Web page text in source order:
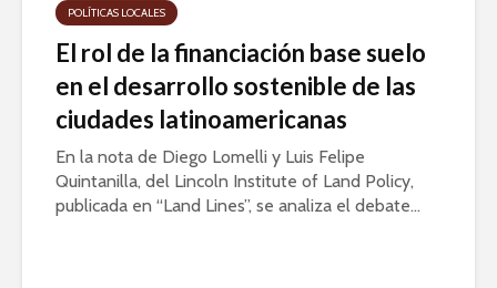
POLÍTICAS LOCALES
El rol de la financiación base suelo
en el desarrollo sostenible de las
ciudades latinoamericanas
En la nota de Diego Lomelli y Luis Felipe
Quintanilla, del Lincoln Institute of Land Policy,
publicada en “Land Lines”, se analiza el debate...